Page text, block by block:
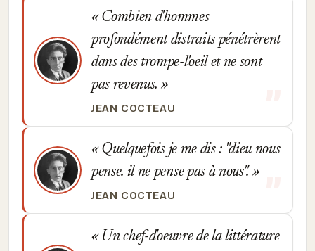
Combien d'hommes
profondément distraits pénétrèrent
dans des trompe-l'oeil et ne sont
pas revenus.
JEAN COCTEAU
Quelquefois je me dis : "dieu nous
pense. il ne pense pas à nous".
JEAN COCTEAU
Un chef-d'oeuvre de la littérature